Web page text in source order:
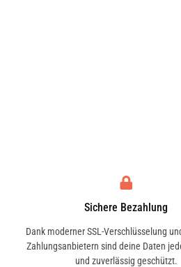
Sichere Bezahlung
Dank moderner SSL-Verschlüsselung
Zahlungsanbietern sind deine Daten
und zuverlässig geschützt.